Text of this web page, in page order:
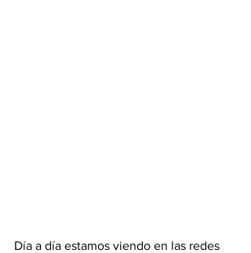
Día a día estamos viendo en las redes